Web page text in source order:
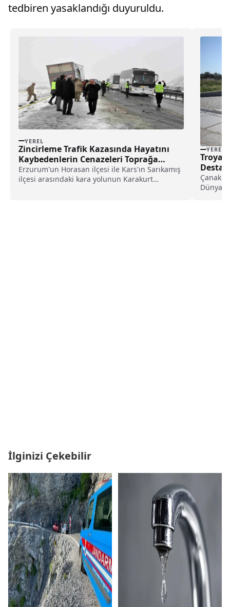
tedbiren yasaklandığı duyuruldu.
YEREL
Zincirleme Trafik Kazasında Hayatını
Kaybedenlerin Cenazeleri Toprağa
Verildi
Erzurum'un Horasan ilçesi ile Kars'ın Sarıkamış
ilçesi arasındaki kara yolunun Karakurt
YEREL
Troya
Dünya
İlginizi Çekebilir